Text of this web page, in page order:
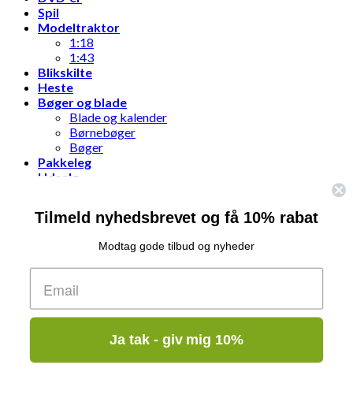
Spil
Modeltraktor
1:18
1:43
Blikskilte
Heste
Bøger og blade
Blade og kalender
Børnebøger
Bøger
Pakkeleg
Udsalg
Log ind
Brugernavn eller e-mailadresse*
Adgangskode
Husk mig
Log ind
Mistet din adgangskode?
Tilmeld nyhedsbrevet og få 10% rabat
Modtag gode tilbud og nyheder
Ja tak - giv mig 10%